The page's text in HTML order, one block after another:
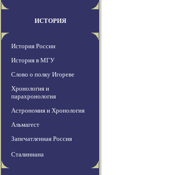
ИСТОРИЯ
История России
История в МГУ
Слово о полку Игореве
Хронология и
парахронология
Астрономия и Хронология
Альмагест
Запечатленная Россия
Сталиниана